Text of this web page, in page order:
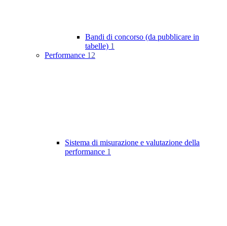
Bandi di concorso (da pubblicare in
tabelle) 1
Performance 12
Sistema di misurazione e valutazione della
performance 1